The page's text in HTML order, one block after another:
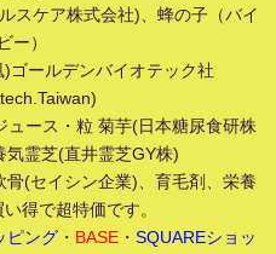
スケア株式会社)、蜂の子（バイ
ー）
ゴールデンバイオテック社
ュース・粒 菊芋(日本糖尿食研株
気霊芝(直井霊芝GY株)
(セイシン企業)、育毛剤、栄養
得で超特価です。
ピング ・ BASE ・ SQUAREショッ